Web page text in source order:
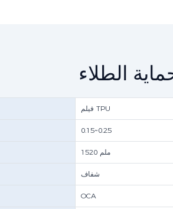
الطلاء
فيلم TPU
0.15~0.25
1520 ملم
شفاف
OCA